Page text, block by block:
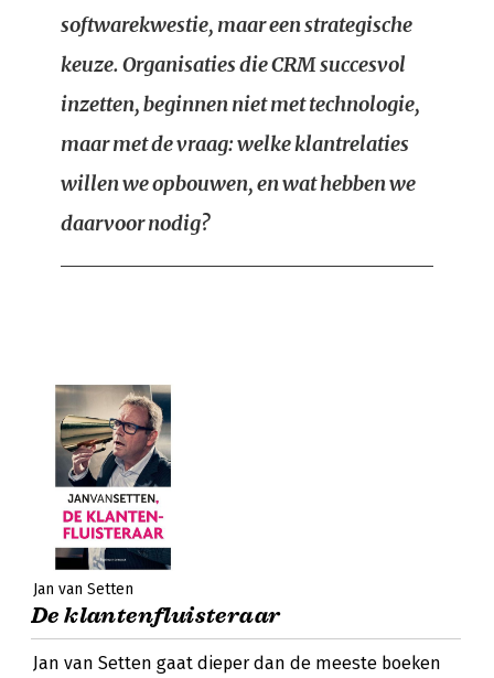
softwarekwestie, maar een strategische
keuze. Organisaties die CRM succesvol
inzetten, beginnen niet met technologie,
maar met de vraag: welke klantrelaties
willen we opbouwen, en wat hebben we
daarvoor nodig?
Jan van Setten
De klantenfluisteraar
Jan van Setten gaat dieper dan de meeste boeken